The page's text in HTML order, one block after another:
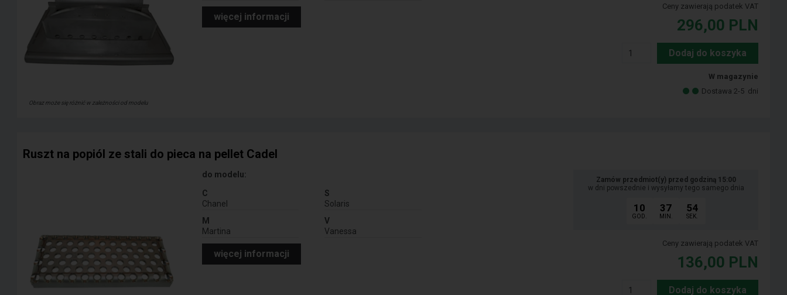
Obraz może się różnić w zależności od modelu
więcej informacji
Ceny zawierają podatek VAT
296,00 PLN
Dodaj do koszyka
W magazynie
Dostawa 2-5 dni
Ruszt na popiól ze stali do pieca na pellet Cadel
do modelu:
C
Chanel
M
Martina
S
Solaris
V
Vanessa
więcej informacji
Zamów przedmiot(y) przed godziną 15:00
w dni powszednie i wysyłamy tego samego dnia
10
GOD.
37
MIN.
53
SEK.
Ceny zawierają podatek VAT
136,00 PLN
Dodaj do koszyka